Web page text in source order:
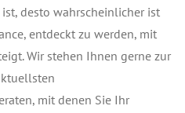
desto wahrscheinlicher ist
entdeckt zu werden, mit
Wir stehen Ihnen gerne zur
mit denen Sie Ihr